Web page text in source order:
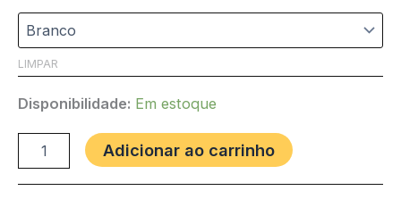
LIMPAR
Disponibilidade: Em estoque
Adicionar ao carrinho